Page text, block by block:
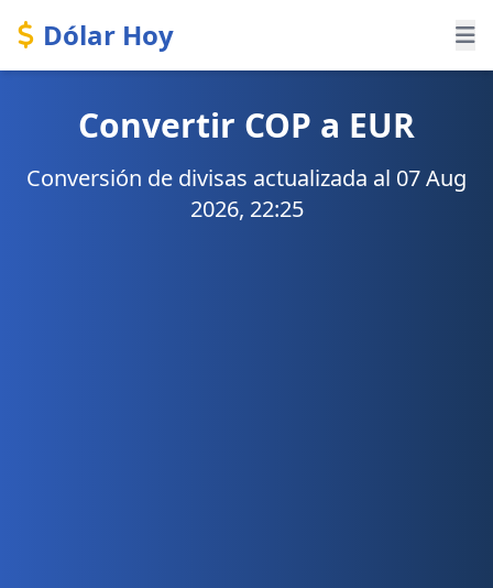
Dólar Hoy
Convertir COP a EUR
Conversión de divisas actualizada al 07 Aug
2026, 22:25